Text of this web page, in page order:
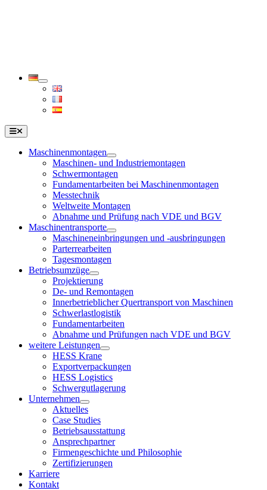
Toggle
Navigation
Maschinenmontagen
Maschinen- und Industriemontagen
Schwermontagen
Fundamentarbeiten bei Maschinenmontagen
Messtechnik
Weltweite Montagen
Abnahme und Prüfung nach VDE und BGV
Maschinentransporte
Maschineneinbringungen und -ausbringungen
Parterrearbeiten
Tagesmontagen
Betriebsumzüge
Projektierung
De- und Remontagen
Innerbetrieblicher Quertransport von Maschinen
Schwerlastlogistik
Fundamentarbeiten
Abnahme und Prüfungen nach VDE und BGV
weitere Leistungen
HESS Krane
Exportverpackungen
HESS Logistics
Schwergutlagerung
Unternehmen
Aktuelles
Case Studies
Betriebsausstattung
Ansprechpartner
Firmengeschichte und Philosophie
Zertifizierungen
Karriere
Kontakt